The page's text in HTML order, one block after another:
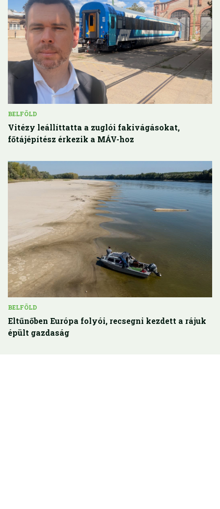
BELFÖLD
Vitézy leállíttatta a zuglói fakivágásokat,
főtájépítész érkezik a MÁV-hoz
BELFÖLD
Eltűnőben Európa folyói, recsegni kezdett a rájuk
épült gazdaság